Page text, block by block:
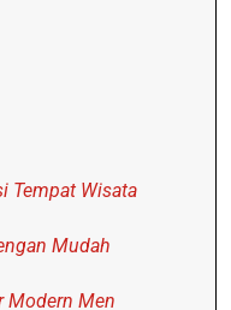
Tempat Wisata
Mudah
Modern Men